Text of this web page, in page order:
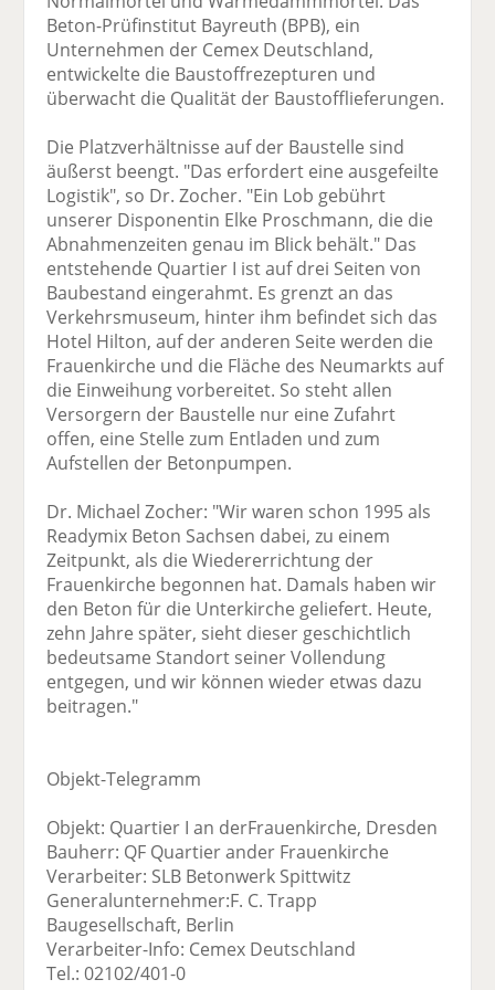
Beton-Prüfinstitut Bayreuth (BPB), ein
Unternehmen der Cemex Deutschland,
entwickelte die Baustoffrezepturen und
überwacht die Qualität der Baustofflieferungen.
Die Platzverhältnisse auf der Baustelle sind
äußerst beengt. "Das erfordert eine ausgefeilte
Logistik", so Dr. Zocher. "Ein Lob gebührt
unserer Disponentin Elke Proschmann, die die
Abnahmenzeiten genau im Blick behält." Das
entstehende Quartier I ist auf drei Seiten von
Baubestand eingerahmt. Es grenzt an das
Verkehrsmuseum, hinter ihm befindet sich das
Hotel Hilton, auf der anderen Seite werden die
Frauenkirche und die Fläche des Neumarkts auf
die Einweihung vorbereitet. So steht allen
Versorgern der Baustelle nur eine Zufahrt
offen, eine Stelle zum Entladen und zum
Aufstellen der Betonpumpen.
Dr. Michael Zocher: "Wir waren schon 1995 als
Readymix Beton Sachsen dabei, zu einem
Zeitpunkt, als die Wiedererrichtung der
Frauenkirche begonnen hat. Damals haben wir
den Beton für die Unterkirche geliefert. Heute,
zehn Jahre später, sieht dieser geschichtlich
bedeutsame Standort seiner Vollendung
entgegen, und wir können wieder etwas dazu
beitragen."
Objekt-Telegramm
Objekt: Quartier I an derFrauenkirche, Dresden
Bauherr: QF Quartier ander Frauenkirche
Verarbeiter: SLB Betonwerk Spittwitz
Generalunternehmer:F. C. Trapp
Baugesellschaft, Berlin
Verarbeiter-Info: Cemex Deutschland
Tel.: 02102/401-0